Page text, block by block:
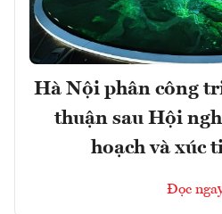
Hà Nội phân công
thuận sau Hội
hoạch và xúc
Đọc